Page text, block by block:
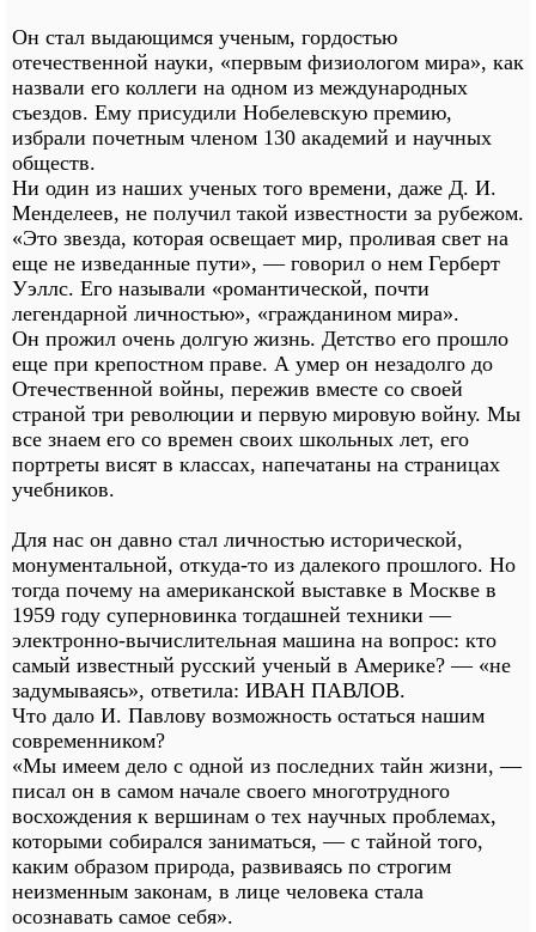
Он стал выдающимся ученым, гордостью
отечественной науки, «первым физиологом мира», как
назвали его коллеги на одном из международных
съездов. Ему присудили Нобелевскую премию,
избрали почетным членом 130 академий и научных
обществ.
Ни один из наших ученых того времени, даже Д. И.
Менделеев, не получил такой известности за рубежом.
«Это звезда, которая освещает мир, проливая свет на
еще не изведанные пути», — говорил о нем Герберт
Уэллс. Его называли «романтической, почти
легендарной личностью», «гражданином мира».
Он прожил очень долгую жизнь. Детство его прошло
еще при крепостном праве. А умер он незадолго до
Отечественной войны, пережив вместе со своей
страной три революции и первую мировую войну. Мы
все знаем его со времен своих школьных лет, его
портреты висят в классах, напечатаны на страницах
учебников.
Для нас он давно стал личностью исторической,
монументальной, откуда-то из далекого прошлого. Но
тогда почему на американской выставке в Москве в
1959 году суперновинка тогдашней техники —
электронно-вычислительная машина на вопрос: кто
самый известный русский ученый в Америке? — «не
задумываясь», ответила: ИВАН ПАВЛОВ.
Что дало И. Павлову возможность остаться нашим
современником?
«Мы имеем дело с одной из последних тайн жизни, —
писал он в самом начале своего многотрудного
восхождения к вершинам о тех научных проблемах,
которыми собирался заниматься, — с тайной того,
каким образом природа, развиваясь по строгим
неизменным законам, в лице человека стала
осознавать самое себя».